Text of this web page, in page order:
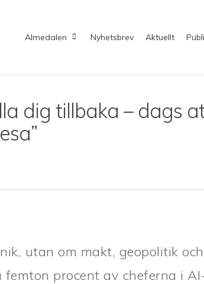
Almedalen Nyhetsbrev Aktuellt
dig tillbaka – dags
utan om makt, geopolitik och
procent av cheferna i